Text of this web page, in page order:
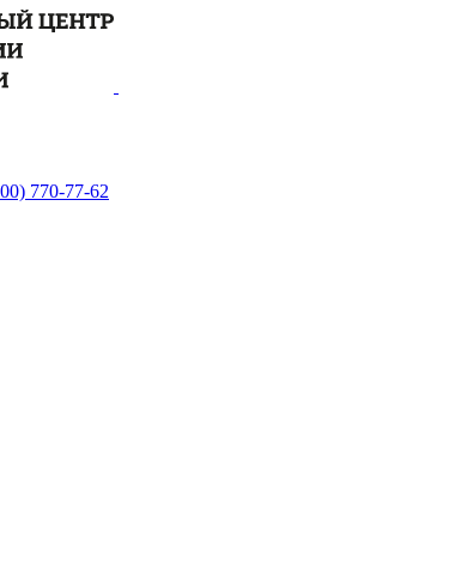
770-77-62